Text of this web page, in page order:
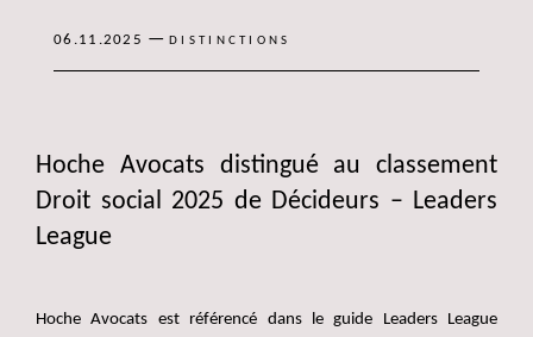
06.11.2025 — DISTINCTIONS
Hoche Avocats distingué au classement
Droit social 2025 de Décideurs – Leaders
League
Hoche Avocats est référencé dans le guide Leaders League